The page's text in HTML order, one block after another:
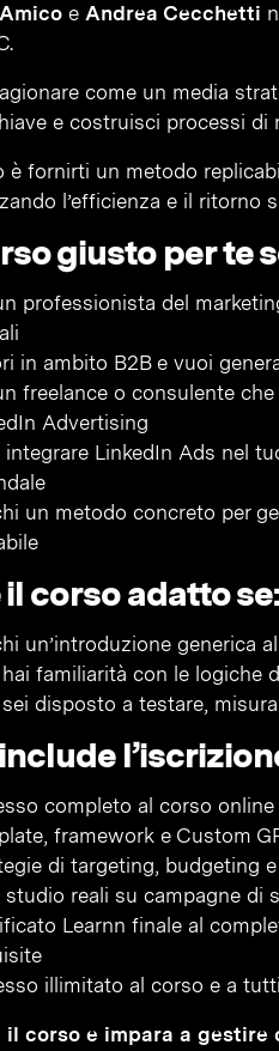
e Andrea Cecchetti
come un media
e costruisci processi di
è fornirti un metodo
l’efficienza e il ritorno
giusto per te
professionista del
in ambito B2B e vuoi
freelance o consulente
Advertising
integrare LinkedIn Ads nel
un metodo concreto per
il corso adatto se:
un’introduzione generica
familiarità con le logiche
disposto a testare,
completo al corso
framework e Custom
di targeting, budgeting
studio reali su campagne di
Learnn finale al
illimitato al corso e a
il corso e impara a